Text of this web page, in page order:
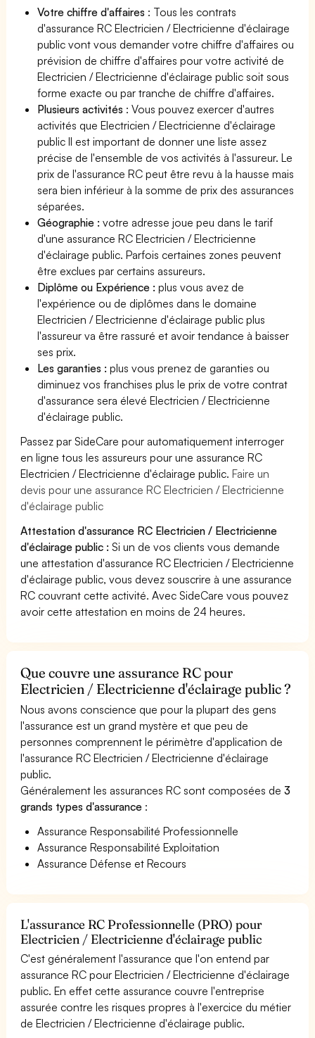
Votre chiffre d'affaires : Tous les contrats
d'assurance RC Electricien / Electricienne d'éclairage
public vont vous demander votre chiffre d'affaires ou
prévision de chiffre d'affaires pour votre activité de
Electricien / Electricienne d'éclairage public soit sous
forme exacte ou par tranche de chiffre d'affaires.
Plusieurs activités : Vous pouvez exercer d'autres
activités que Electricien / Electricienne d'éclairage
public Il est important de donner une liste assez
précise de l'ensemble de vos activités à l'assureur. Le
prix de l'assurance RC peut être revu à la hausse mais
sera bien inférieur à la somme de prix des assurances
séparées.
Géographie :votre adresse joue peu dans le tarif
d'une assurance RC Electricien / Electricienne
d'éclairage public. Parfois certaines zones peuvent
être exclues par certains assureurs.
Diplôme ou Expérience :plus vous avez de
l'expérience ou de diplômes dans le domaine
Electricien / Electricienne d'éclairage public plus
l'assureur va être rassuré et avoir tendance à baisser
ses prix.
Les garanties :plus vous prenez de garanties ou
diminuez vos franchises plus le prix de votre contrat
d'assurance sera élevé Electricien / Electricienne
d'éclairage public.
Passez par SideCare pour automatiquement interroger
en ligne tous les assureurs pour une assurance RC
Electricien / Electricienne d'éclairage public.Faire un
devis pour une assurance RC Electricien / Electricienne
d'éclairage public
Attestation d'assurance RC Electricien / Electricienne
d'éclairage public : Si un de vos clients vous demande
une attestation d'assurance RC Electricien / Electricienne
d'éclairage public, vous devez souscrire à une assurance
RC couvrant cette activité. Avec SideCare vous pouvez
avoir cette attestation en moins de 24 heures.
Que couvre une assurance RC pour
Electricien / Electricienne d'éclairage public ?
Nous avons conscience que pour la plupart des gens
l'assurance est un grand mystère et que peu de
personnes comprennent le périmètre d'application de
l'assurance RC Electricien / Electricienne d'éclairage
public.
Généralement les assurances RC sont composées de3
grands types d'assurance :
Assurance Responsabilité Professionnelle
Assurance Responsabilité Exploitation
Assurance Défense et Recours
L'assurance RC Professionnelle (PRO) pour
Electricien / Electricienne d'éclairage public
C'est généralement l'assurance que l'on entend par
assurance RC pour Electricien / Electricienne d'éclairage
public. En effet cette assurance couvre l'entreprise
assurée contre les risques propres à l'exercice du métier
de Electricien / Electricienne d'éclairage public.